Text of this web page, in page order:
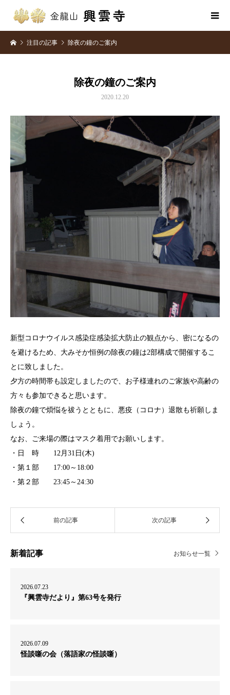
注目の記事 除夜の鐘のご案内
除夜の鐘のご案内
2020.12.20
新型コロナウイルス感染症感染拡大防止の観点から、密になるの
を避けるため、大みそか恒例の除夜の鐘は2部構成で開催するこ
とに致しました。
夕方の時間帯も設定しましたので、お子様連れのご家族や高齢の
方々も参加できると思います。
除夜の鐘で煩悩を祓うとともに、悪疫（コロナ）退散も祈願しま
しょう。
なお、ご来場の際はマスク着用でお願いします。
・日 時 12月31日(木)
・第１部 17:00～18:00
・第２部 23:45～24:30
新着記事 お知らせ一覧
2026.07.23
『興雲寺だより』第63号を発行
2026.07.09
怪談噺の会（落語家の怪談噺）